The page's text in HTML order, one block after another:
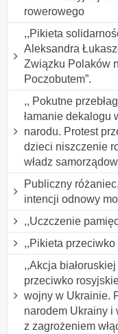
rowerowego
,,Pikieta
Aleksandra
Związku Polaków
Poczobutem”.
,, Pokutne
łamanie dekalogu
narodu. Protest
dzieci niszczenie
władz
Publiczny
intencji odnowy
,,Uczczenie
,,Pikieta przeciwko
,,Akcja
przeciwko
wojny w Ukrainie.
narodem Ukrainy i
z zagrożeniem